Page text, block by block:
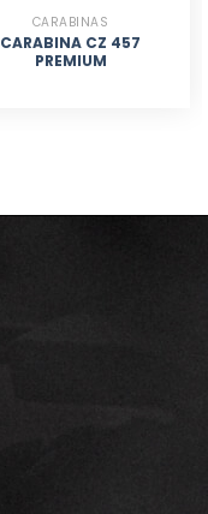
CARABINAS
CARABINA CZ 457
PREMIUM